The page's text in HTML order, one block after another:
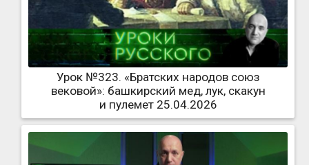
Урок №323. «Братских народов союз
вековой»: башкирский мед, лук, скакун
и пулемет 25.04.2026